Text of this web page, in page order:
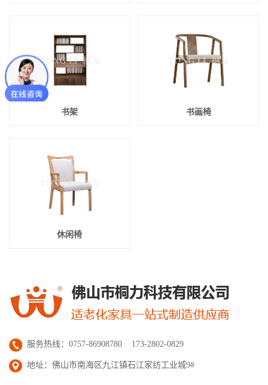
书架 书画椅
休闲椅
服务热线：0757-86908780 173-2802-0829
地址：佛山市南海区九江镇石江家纺工业城9#